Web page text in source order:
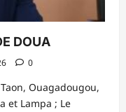
DOUA
0
Ouagadougou,
et Lampa ; Le